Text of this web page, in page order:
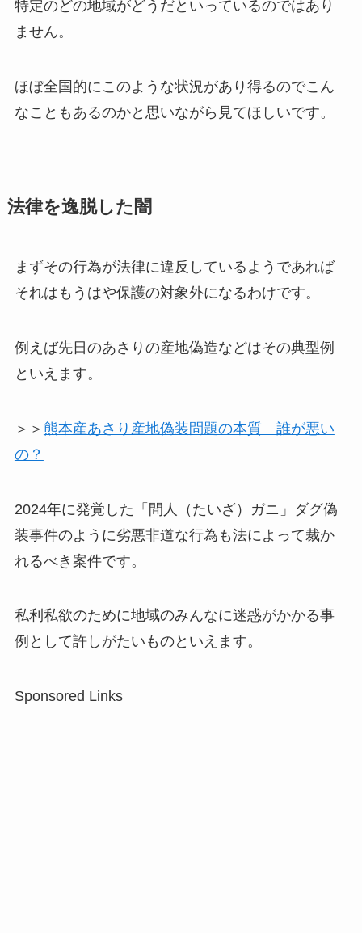
特定のどの地域がどうだといっているのではあり
ません。
ほぼ全国的にこのような状況があり得るのでこん
なこともあるのかと思いながら見てほしいです。
法律を逸脱した闇
まずその行為が法律に違反しているようであれば
それはもうはや保護の対象外になるわけです。
例えば先日のあさりの産地偽造などはその典型例
といえます。
＞＞ 熊本産あさり産地偽装問題の本質 誰が悪い
の？
2024年に発覚した「間人（たいざ）ガニ」ダグ偽
装事件のように劣悪非道な行為も法によって裁か
れるべき案件です。
私利私欲のために地域のみんなに迷惑がかかる事
例として許しがたいものといえます。
Sponsored Links